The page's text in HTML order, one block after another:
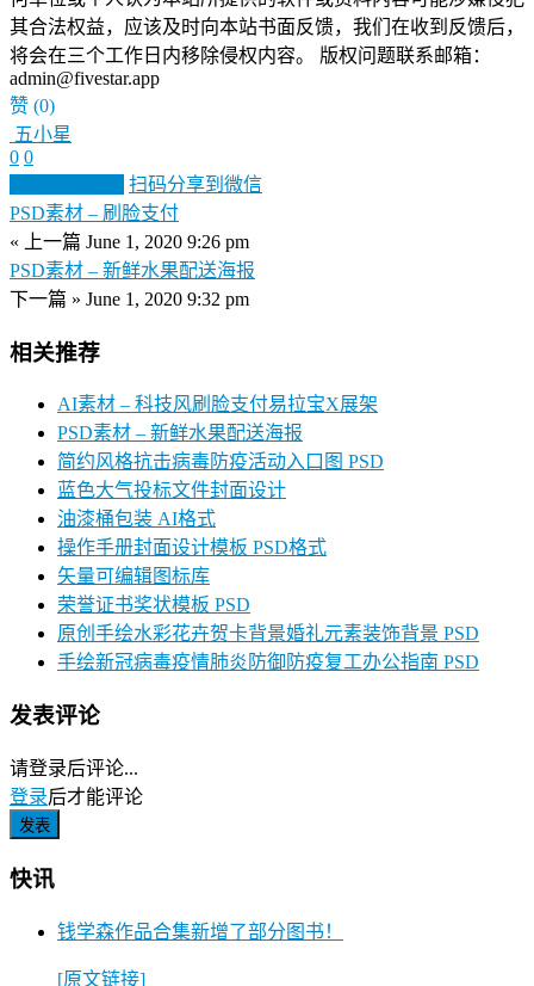
其合法权益，应该及时向本站书面反馈，我们在收到反馈后，
将会在三个工作日内移除侵权内容。 版权问题联系邮箱：
admin@fivestar.app
赞 (0)
五小星
0 0
扫码分享到微信
PSD素材 – 刷脸支付
« 上一篇 June 1, 2020 9:26 pm
PSD素材 – 新鲜水果配送海报
下一篇 » June 1, 2020 9:32 pm
相关推荐
AI素材 – 科技风刷脸支付易拉宝X展架
PSD素材 – 新鲜水果配送海报
简约风格抗击病毒防疫活动入口图 PSD
蓝色大气投标文件封面设计
油漆桶包装 AI格式
操作手册封面设计模板 PSD格式
矢量可编辑图标库
荣誉证书奖状模板 PSD
原创手绘水彩花卉贺卡背景婚礼元素装饰背景 PSD
手绘新冠病毒疫情肺炎防御防疫复工办公指南 PSD
发表评论
请登录后评论...
登录后才能评论
快讯
钱学森作品合集新增了部分图书！
[原文链接]